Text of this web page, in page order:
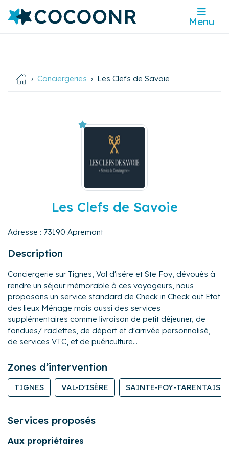
Menu
Conciergeries Les Clefs de Savoie
Les Clefs de Savoie
Adresse : 73190 Apremont
Description
Conciergerie sur Tignes, Val d'isére et Ste Foy, dévoués à
rendre un séjour mémorable à ces voyageurs, nous
proposons un service standard de Check in Check out Etat
des lieux Ménage mais aussi des services
supplémentaires comme livraison de petit déjeuner, de
fondues/ raclettes, de départ et d'arrivée personnalisé,
de services VTC, et de puériculture...
Zones d’intervention
TIGNES VAL-D'ISÈRE SAINTE-FOY-TARENTAISE
Services proposés
Aux propriétaires